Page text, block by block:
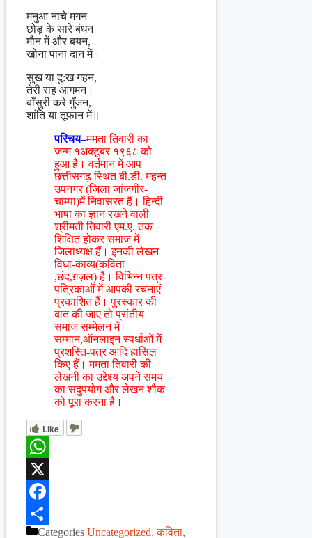
मनुआ नाचे मगन
छोड़ के सारे बंधन
मौन में और बयन,
खोना पाना दान में।
सुख या दु:ख गहन,
तेरी राह आगमन।
बाँसुरी करे गुँजन,
शांति या तूफान में॥
परिचय–ममता तिवारी का
जन्म १अक्टूबर १९६८ को
हुआ है। वर्तमान में आप
छत्तीसगढ़ स्थित बी.डी. महन्त
उपनगर (जिला जांजगीर-
चाम्पा)में निवासरत हैं। हिन्दी
भाषा का ज्ञान रखने वाली
श्रीमती तिवारी एम.ए. तक
शिक्षित होकर समाज में
जिलाध्यक्ष हैं। इनकी लेखन
विधा-काव्य(कविता
,छंद,ग़ज़ल) है। विभिन्न पत्र-
पत्रिकाओं में आपकी रचनाएं
प्रकाशित हैं। पुरस्कार की
बात की जाए तो प्रांतीय
समाज सम्मेलन में
सम्मान,ऑनलाइन स्पर्धाओं में
प्रशस्ति-पत्र आदि हासिल
किए हैं। ममता तिवारी की
लेखनी का उद्देश्य अपने समय
का सदुपयोग और लेखन शौक
को पूरा करना है।
Like
WhatsApp
X
Facebook
Categories Uncategorized,कविता,